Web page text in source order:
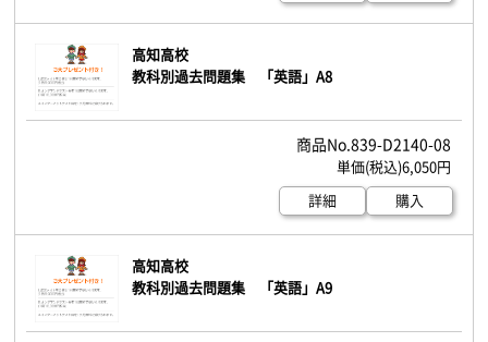
高知高校
教科別過去問題集 「英語」A8
839-D2140-08
6,050円
詳細
購入
高知高校
教科別過去問題集 「英語」A9